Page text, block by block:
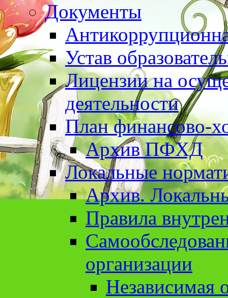
Документы
Устав
Лицензии на
деятельности
План финансово-
Архив ПФХД
Локальные
Архив.
Правила
организации
Независимая